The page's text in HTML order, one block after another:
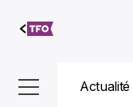
Aller au
contenu
Actualité